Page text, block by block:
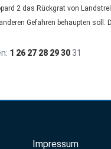
2 das Rückgrat von
Gefahren behaupten
1 26 27 28 2930 31
Impressum